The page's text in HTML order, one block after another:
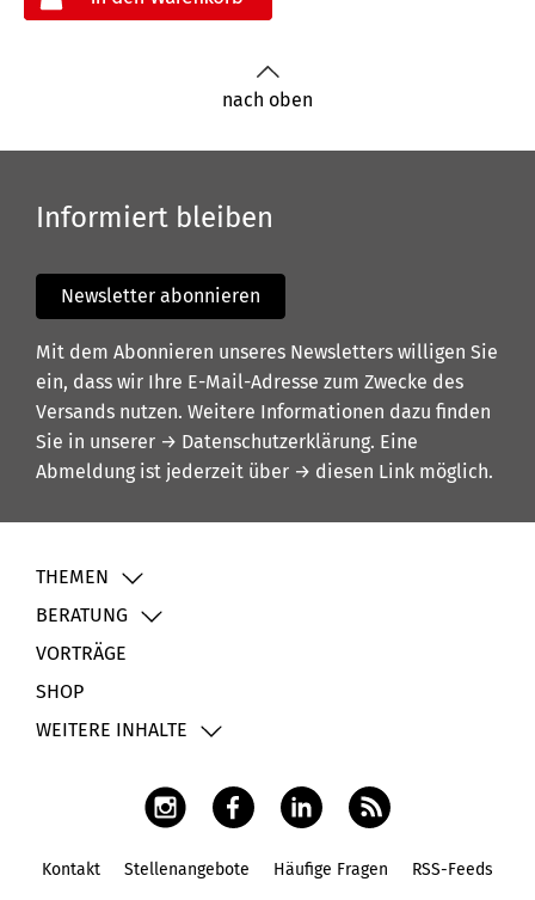
nach oben
Informiert bleiben
Newsletter abonnieren
Mit dem Abonnieren unseres Newsletters willigen Sie
ein, dass wir Ihre E-Mail-Adresse zum Zwecke des
Versands nutzen. Weitere Informationen dazu finden
Sie in unserer → Datenschutzerklärung. Eine
Abmeldung ist jederzeit über → diesen Link möglich.
THEMEN
BERATUNG
VORTRÄGE
SHOP
WEITERE INHALTE
Kontakt Stellenangebote Häufige Fragen RSS-Feeds